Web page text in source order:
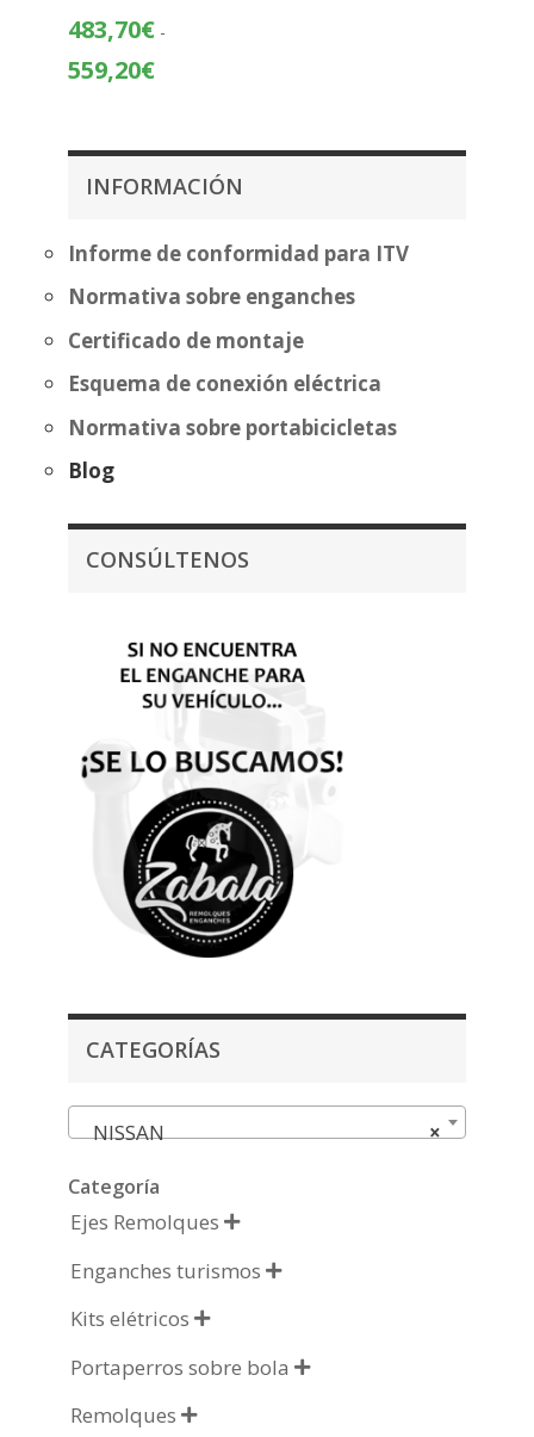
483,70€ -
559,20€Rango
desde
hasta
INFORMACIÓN
Informe de conformidad para ITV
Normativa sobre enganches
Certificado de montaje
Esquema de conexión eléctrica
Normativa sobre portabicicletas
Blog
CONSÚLTENOS
CATEGORÍAS
×
NISSAN
Categoría
Ejes Remolques 
Enganches turismos 
Kits elétricos 
Portaperros sobre bola 
Remolques 